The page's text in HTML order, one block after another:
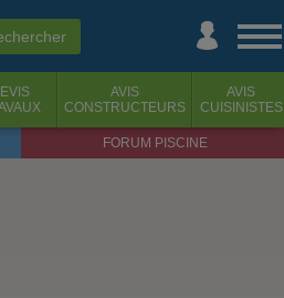
AVIS
CONSTRUCTEURS
AVIS
CUISINISTES
FORUM PISCINE